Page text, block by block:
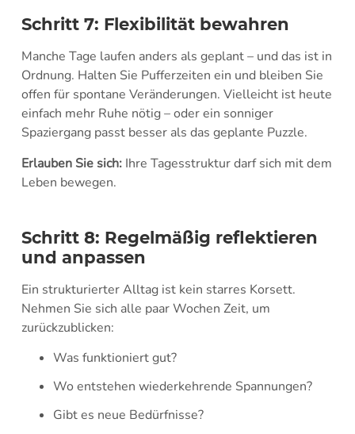
Schritt 7: Flexibilität bewahren
Manche Tage laufen anders als geplant – und das ist in
Ordnung. Halten Sie Pufferzeiten ein und bleiben Sie
offen für spontane Veränderungen. Vielleicht ist heute
einfach mehr Ruhe nötig – oder ein sonniger
Spaziergang passt besser als das geplante Puzzle.
Erlauben Sie sich:Ihre Tagesstruktur darf sich mit dem
Leben bewegen.
Schritt 8: Regelmäßig reflektieren
und anpassen
Ein strukturierter Alltag ist kein starres Korsett.
Nehmen Sie sich alle paar Wochen Zeit, um
zurückzublicken:
Was funktioniert gut?
Wo entstehen wiederkehrende Spannungen?
Gibt es neue Bedürfnisse?